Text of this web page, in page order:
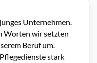
Unternehmen.
Worten wir setzten
Beruf um.
stark